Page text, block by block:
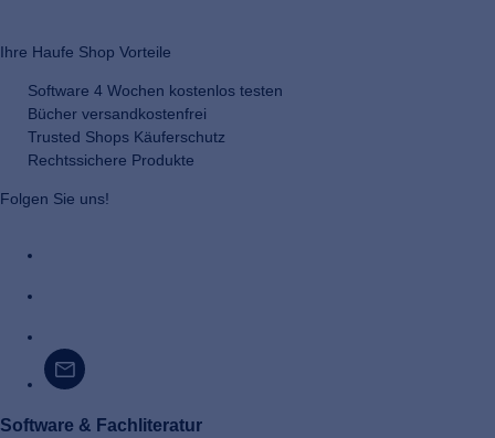
Ihre Haufe Shop Vorteile
Software 4 Wochen kostenlos testen
Bücher versandkostenfrei
Trusted Shops Käuferschutz
Rechtssichere Produkte
Folgen Sie uns!
Software & Fachliteratur